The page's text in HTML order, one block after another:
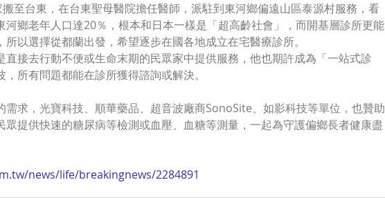
至台東，在台東聖母醫院擔任醫師，派駐到東河鄉偏遠山區泰源村服務，看
河鄉老年人口達20％，根本和日本一樣是「超高齡社會」，而開基層診所更能
以選擇從都蘭出發，希望逐步在國各地成立在宅醫療診所。
直接去行動不便或生命末期的民眾家中提供服務，他也期許成為「一站式診
所有問題都能在診所獲得諮詢或解決。
需求，光寶科技、順華藥品、超音波廠商SonoSite、如影科技等單位，也贊助
眾提供快速的糖尿病等檢測或血壓、血糖等測量，一起為守護偏鄉長者健康盡
news/life/breakingnews/2284891